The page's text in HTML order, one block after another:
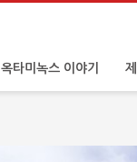
옥타미녹스 이야기